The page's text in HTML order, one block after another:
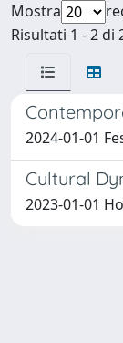
Mostra
Risultati 1 - 2 di
2024-01-01
Cultural
2023-01-01